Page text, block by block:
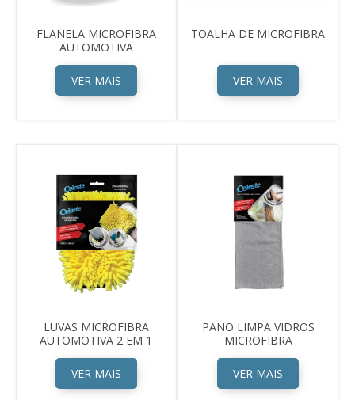
FLANELA MICROFIBRA
AUTOMOTIVA
VER MAIS
TOALHA DE MICROFIBRA
VER MAIS
LUVAS MICROFIBRA
AUTOMOTIVA 2 EM 1
VER MAIS
PANO LIMPA VIDROS
MICROFIBRA
VER MAIS